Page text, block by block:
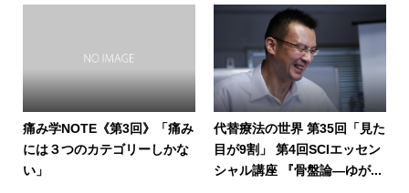
痛み学NOTE《第3回》「痛み
には３つのカテゴリーしかな
い」
代替療法の世界 第35回「見た
目が9割」 第4回SCIエッセン
シャル講座 『骨盤論―ゆが...